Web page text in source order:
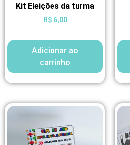
Kit Eleições da turma
R$ 6,00
Adicionar ao
carrinho